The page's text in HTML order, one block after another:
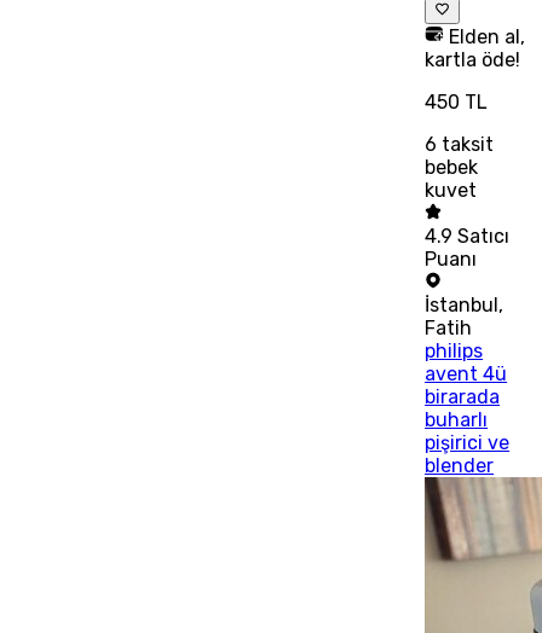
Elden al,
kartla öde!
450 TL
6 taksit
bebek
kuvet
4.9 Satıcı
Puanı
İstanbul,
Fatih
philips
avent 4ü
birarada
buharlı
pişirici ve
blender